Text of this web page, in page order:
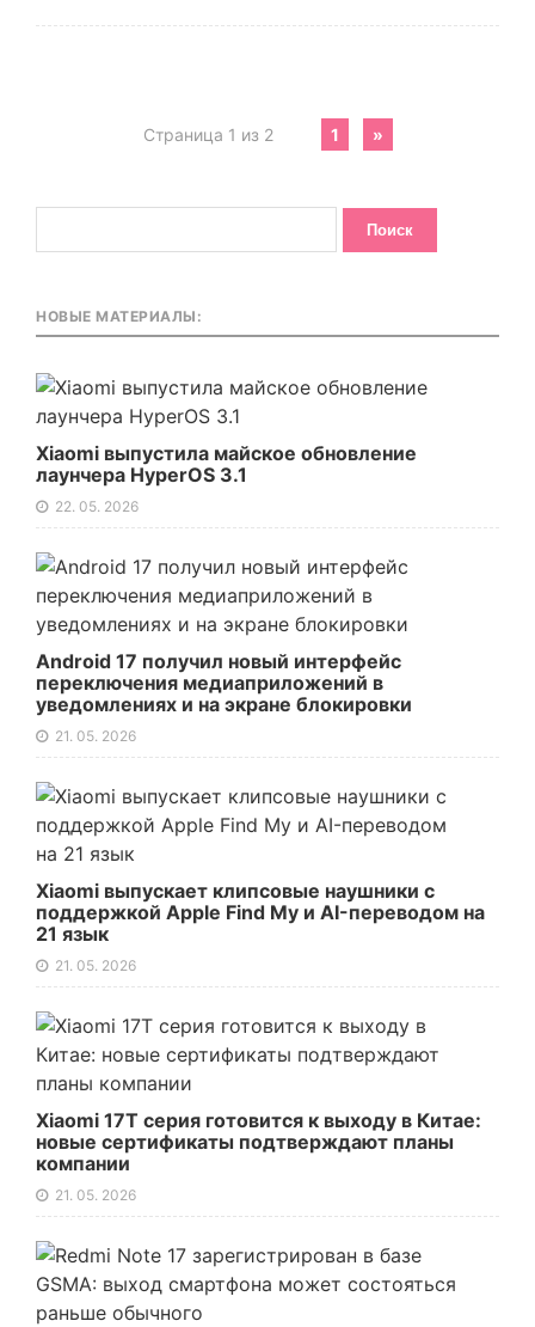
Страница 1 из 2 1 »
НОВЫЕ МАТЕРИАЛЫ:
Xiaomi выпустила майское обновление
лаунчера HyperOS 3.1
22. 05. 2026
Android 17 получил новый интерфейс
переключения медиаприложений в
уведомлениях и на экране блокировки
21. 05. 2026
Xiaomi выпускает клипсовые наушники с
поддержкой Apple Find My и AI-переводом на
21 язык
21. 05. 2026
Xiaomi 17T серия готовится к выходу в Китае:
новые сертификаты подтверждают планы
компании
21. 05. 2026